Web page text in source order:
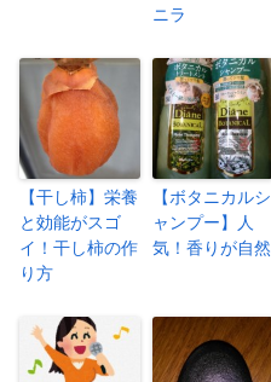
ニラ
【干し柿】栄養
と効能がスゴ
イ！干し柿の作
り方
【ボタニカルシ
ャンプー】人
気！香りが自然